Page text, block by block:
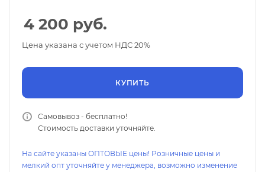
4 200 руб.
Цена указана с учетом НДС 20%
КУПИТЬ
Самовывоз - бесплатно!
Стоимость доставки уточняйте.
На сайте указаны ОПТОВЫЕ цены! Розничные цены и
мелкий опт уточняйте у менеджера, возможно изменение